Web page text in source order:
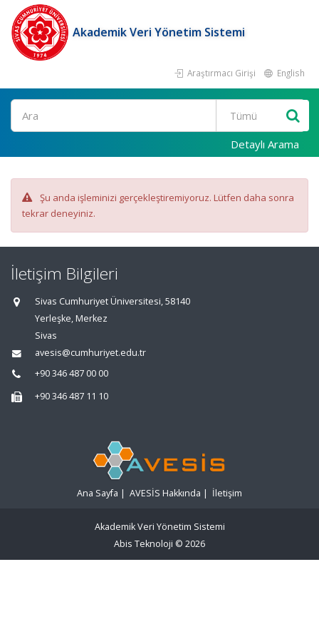
Akademik Veri Yönetim Sistemi
Araştırmacı Girişi English
Ara
Detaylı Arama
Şu anda işleminizi gerçekleştiremiyoruz. Lütfen daha sonra
tekrar deneyiniz.
İletişim Bilgileri
Sivas Cumhuriyet Üniversitesi, 58140
Yerleşke, Merkez
Sivas
avesis@cumhuriyet.edu.tr
+90 346 487 00 00
+90 346 487 11 10
Ana Sayfa | AVESİS Hakkında | İletişim
Akademik Veri Yönetim Sistemi
Abis Teknoloji © 2026